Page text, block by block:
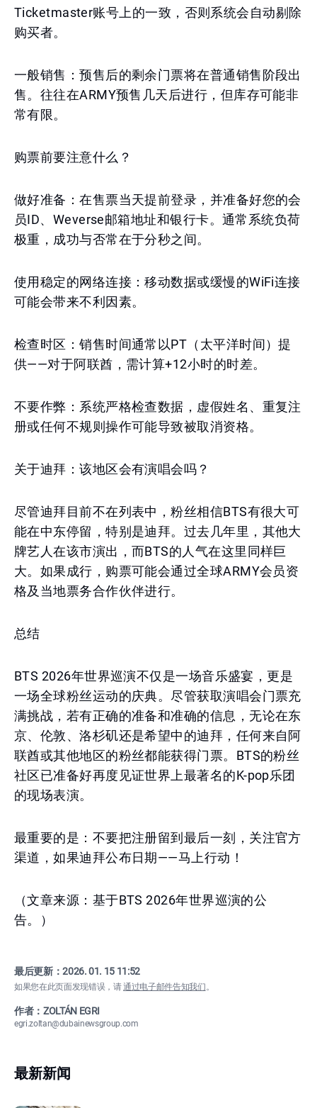
Ticketmaster账号上的一致，否则系统会自动剔除
购买者。
一般销售：预售后的剩余门票将在普通销售阶段出
售。往往在ARMY预售几天后进行，但库存可能非
常有限。
购票前要注意什么？
做好准备：在售票当天提前登录，并准备好您的会
员ID、Weverse邮箱地址和银行卡。通常系统负荷
极重，成功与否常在于分秒之间。
使用稳定的网络连接：移动数据或缓慢的WiFi连接
可能会带来不利因素。
检查时区：销售时间通常以PT（太平洋时间）提
供——对于阿联酋，需计算+12小时的时差。
不要作弊：系统严格检查数据，虚假姓名、重复注
册或任何不规则操作可能导致被取消资格。
关于迪拜：该地区会有演唱会吗？
尽管迪拜目前不在列表中，粉丝相信BTS有很大可
能在中东停留，特别是迪拜。过去几年里，其他大
牌艺人在该市演出，而BTS的人气在这里同样巨
大。如果成行，购票可能会通过全球ARMY会员资
格及当地票务合作伙伴进行。
总结
BTS 2026年世界巡演不仅是一场音乐盛宴，更是
一场全球粉丝运动的庆典。尽管获取演唱会门票充
满挑战，若有正确的准备和准确的信息，无论在东
京、伦敦、洛杉矶还是希望中的迪拜，任何来自阿
联酋或其他地区的粉丝都能获得门票。BTS的粉丝
社区已准备好再度见证世界上最著名的K-pop乐团
的现场表演。
最重要的是：不要把注册留到最后一刻，关注官方
渠道，如果迪拜公布日期——马上行动！
（文章来源：基于BTS 2026年世界巡演的公
告。）
最后更新：2026. 01. 15 11:52
如果您在此页面发现错误，请通过电子邮件告知我们。
作者：ZOLTÁN EGRI
egri.zoltan@dubainewsgroup.com
最新新闻